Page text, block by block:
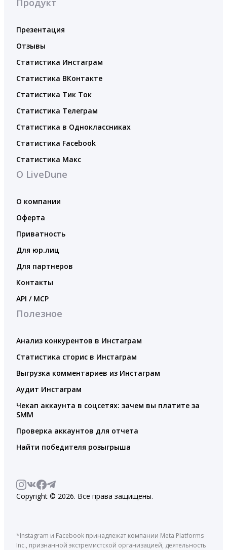
Продукт
Презентация
Отзывы
Статистика Инстаграм
Статистика ВКонтакте
Статистика Тик Ток
Статистика Телеграм
Статистика в Одноклассниках
Статистика Facebook
Статистика Макс
О LiveDune
О компании
Оферта
Приватность
Для юр.лиц
Для партнеров
Контакты
API / MCP
Полезное
Анализ конкурентов в Инстаграм
Статистика сторис в Инстаграм
Выгрузка комментариев из Инстаграм
Аудит Инстаграм
Чекап аккаунта в соцсетях: зачем вы платите за
SMM
Проверка аккаунтов для отчета
Найти победителя розыгрыша
Copyright © 2026. Все права защищены.
*Instagram и Facebook принадлежат компании Meta Platforms
Inc., признанной экстремистской организацией, деятельность